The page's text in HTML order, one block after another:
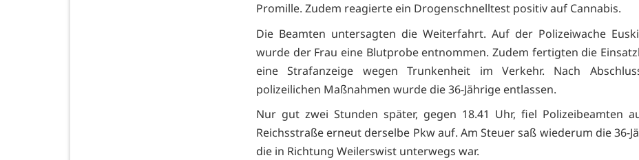
Promille. Zudem reagierte ein Drogenschnelltest positiv auf Cannabis.
Die Beamten untersagten die Weiterfahrt. Auf der Polizeiwache
wurde der Frau eine Blutprobe entnommen. Zudem fertigten die
eine Strafanzeige wegen Trunkenheit im Verkehr. Nach
polizeilichen Maßnahmen wurde die 36-Jährige entlassen.
Nur gut zwei Stunden später, gegen 18.41 Uhr, fiel Polizeibeamten
Reichsstraße erneut derselbe Pkw auf. Am Steuer saß wiederum die 36-
die in Richtung Weilerswist unterwegs war.